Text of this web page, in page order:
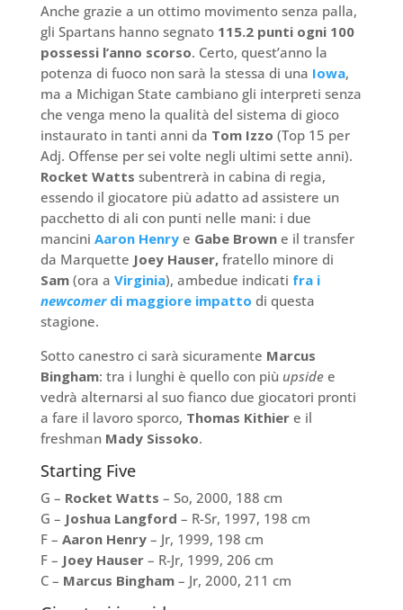
Anche grazie a un ottimo movimento senza palla,
gli Spartans hanno segnato 115.2 punti ogni 100
possessi l’anno scorso. Certo, quest’anno la
potenza di fuoco non sarà la stessa di una Iowa,
ma a Michigan State cambiano gli interpreti senza
che venga meno la qualità del sistema di gioco
instaurato in tanti anni da Tom Izzo (Top 15 per
Adj. Offense per sei volte negli ultimi sette anni).
Rocket Watts subentrerà in cabina di regia,
essendo il giocatore più adatto ad assistere un
pacchetto di ali con punti nelle mani: i due
mancini Aaron Henrye Gabe Browne il transfer
da Marquette Joey Hauser,fratello minore di
Sam(ora a Virginia), ambedue indicati fra i
newcomerdi maggiore impatto di questa
stagione.
Sotto canestro ci sarà sicuramente Marcus
Bingham: tra i lunghi è quello con più upsidee
vedrà alternarsi al suo fianco due giocatori pronti
a fare il lavoro sporco, Thomas Kithiere il
freshman Mady Sissoko.
Starting Five
G – Rocket Watts – So, 2000, 188 cm
G – Joshua Langford – R-Sr, 1997, 198 cm
F – Aaron Henry– Jr, 1999, 198 cm
F – Joey Hauser– R-Jr, 1999, 206 cm
C – Marcus Bingham– Jr, 2000, 211 cm